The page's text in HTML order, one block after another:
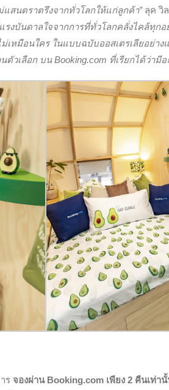
แสนตราตรึงจากทั่วโลกให้แก่ลูกค้า”ลุค วิ
แรงบันดาลใจจากการที่ทั่วโลกคลั่งไคล้ทุก
เหมือนใคร ในแบบฉบับออสเตรเลียอย่า
วเลือก บน Booking.com ที่เรียกได้ว่ามี
ร จองผ่าน Booking.com เพียง 2 คืนเท่า